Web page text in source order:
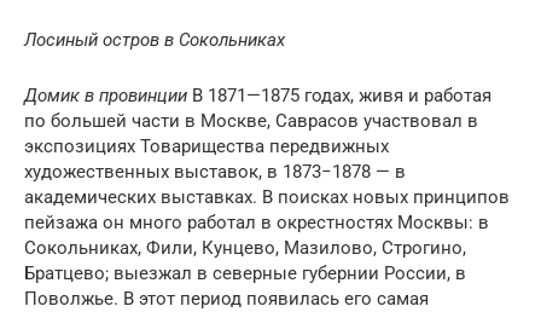
Лосиный остров в Сокольниках
Домик в провинции В 1871—1875 годах, живя и работая
по большей части в Москве, Саврасов участвовал в
экспозициях Товарищества передвижных
художественных выставок, в 1873−1878 — в
академических выставках. В поисках новых принципов
пейзажа он много работал в окрестностях Москвы: в
Сокольниках, Фили, Кунцево, Мазилово, Строгино,
Братцево; выезжал в северные губернии России, в
Поволжье. В этот период появилась его самая